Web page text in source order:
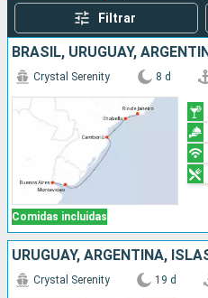
Filtrar
BRASIL, URUGUAY,
Comidas incluidas
Crystal Serenity 8 d
Crystal Serenity 19 d